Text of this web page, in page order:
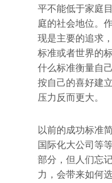
平不能低于家庭
庭的社会地位。
现是主要的追求
标准或者世界的
什么标准衡量自
按自己的喜好建
压力反而更大。
以前的成功标准
国际化大公司等
部分，但人们忘
力，会带来如何